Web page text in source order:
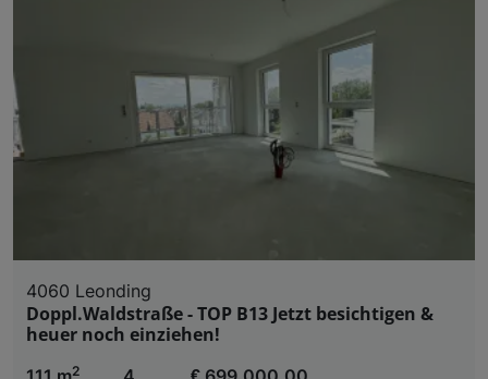
4060 Leonding
Doppl.Waldstraße - TOP B13 Jetzt besichtigen &
heuer noch einziehen!
2